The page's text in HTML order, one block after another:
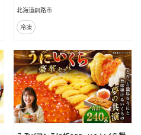
北海道釧路市
冷凍